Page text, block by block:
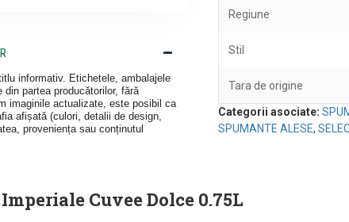
informativ. Etichetele, ambalajele
partea producătorilor, fără
imaginile actualizate, este posibil ca
afișată (culori, detalii de design,
proveniența sau conținutul
Regiune
Stil
Tara de origine
Categorii asociate:
SPUMANTE ALESE,
Cuvee Dolce 0.75L